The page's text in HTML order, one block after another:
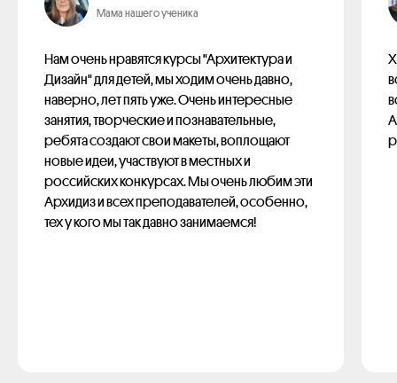
Мама нашего ученика
Нам очень нравятся курсы "Архитектура и
Дизайн" для детей, мы ходим очень давно,
наверно, лет пять уже. Очень интересные
занятия, творческие и познавательные,
ребята создают свои макеты, воплощают
новые идеи, участвуют в местных и
российских конкурсах. Мы очень любим эти
Архидиз и всех преподавателей, особенно,
тех у кого мы так давно занимаемся!